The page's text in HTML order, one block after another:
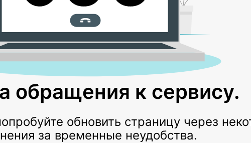
обращения к сервису.
обновить страницу через
за временные неудобства.